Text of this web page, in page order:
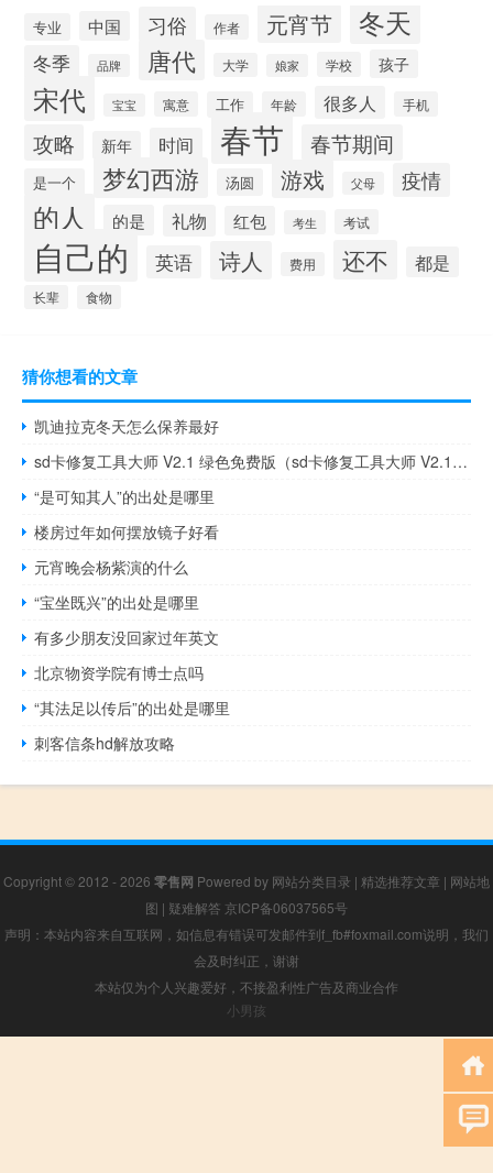
专业 中国 习俗 作者 元宵节 冬天
冬季 品牌 唐代 大学 娘家 学校 孩子
宋代 宝宝 寓意 工作 年龄 很多人 手机
攻略 新年 时间 春节 春节期间
是一个 梦幻西游 汤圆 游戏 父母 疫情
的人 的是 礼物 红包 考生 考试
自己的 英语 诗人 费用 还不 都是
长辈 食物
猜你想看的文章
凯迪拉克冬天怎么保养最好
sd卡修复工具大师 V2.1 绿色免费版（sd卡修复工具大师 V2.1 绿色免费版功能简介）
“是可知其人”的出处是哪里
楼房过年如何摆放镜子好看
元宵晚会杨紫演的什么
“宝坐既兴”的出处是哪里
有多少朋友没回家过年英文
北京物资学院有博士点吗
“其法足以传后”的出处是哪里
刺客信条hd解放攻略
Copyright © 2012 - 2026 零售网 Powered by 网站分类目录 | 精选推荐文章 | 网站地
图 | 疑难解答 京ICP备06037565号
声明：本站内容来自互联网，如信息有错误可发邮件到f_fb#foxmail.com说明，我们
会及时纠正，谢谢
本站仅为个人兴趣爱好，不接盈利性广告及商业合作
小男孩